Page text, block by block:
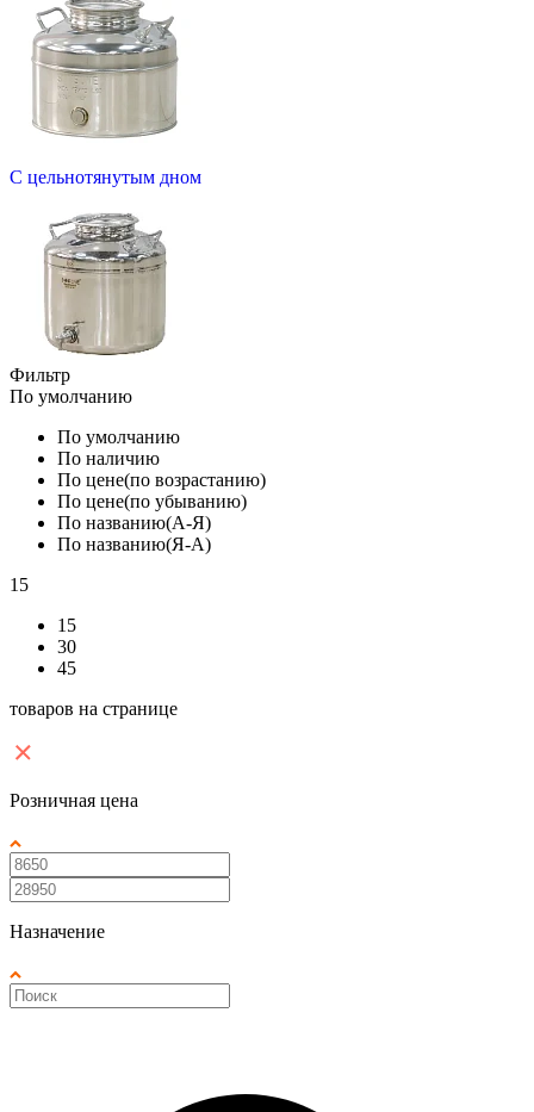
С цельнотянутым дном
Фильтр
По умолчанию
По умолчанию
По наличию
По цене(по возрастанию)
По цене(по убыванию)
По названию(А-Я)
По названию(Я-А)
15
15
30
45
товаров на странице
Розничная цена
Назначение